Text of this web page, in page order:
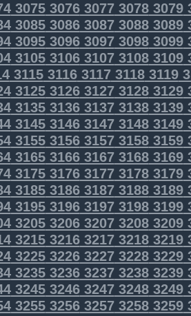
30753076307730783079
30853086308730883089
30953096309730983099
31053106310731083109
31153116311731183119
31253126312731283129
31353136313731383139
31453146314731483149
31553156315731583159
31653166316731683169
31753176317731783179
31853186318731883189
31953196319731983199
32053206320732083209
32153216321732183219
32253226322732283229
32353236323732383239
32453246324732483249
32553256325732583259